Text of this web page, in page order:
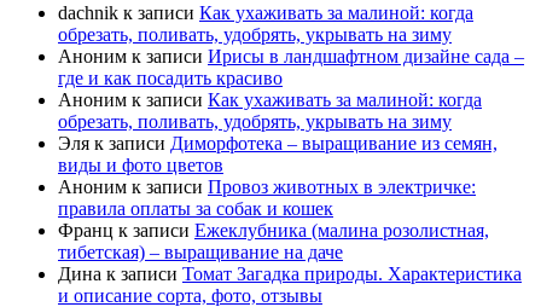
dachnik к записи Как ухаживать за малиной: когда
обрезать, поливать, удобрять, укрывать на зиму
Аноним к записи Ирисы в ландшафтном дизайне сада –
где и как посадить красиво
Аноним к записи Как ухаживать за малиной: когда
обрезать, поливать, удобрять, укрывать на зиму
Эля к записи Диморфотека – выращивание из семян,
виды и фото цветов
Аноним к записи Провоз животных в электричке:
правила оплаты за собак и кошек
Франц к записи Ежеклубника (малина розолистная,
тибетская) – выращивание на даче
Дина к записи Томат Загадка природы. Характеристика
и описание сорта, фото, отзывы